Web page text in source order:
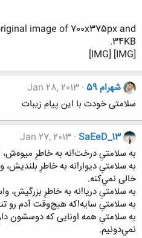
image of 700x375px and
34KB.
[IMG] [IMG]
شهرام 59
Jan 28, 2013
سلامتی خودت با این پیام زیبات
SaEeD_13
Jan 27, 2013
به سلامتیِ درخت!نه به خاطرِ
به سلامتیِ ديوار!نه به خاطرِ
خالی نمي‌کنه.
به سلامتیِ دريا!نه به خاطرِ
به سلامتیِ سايه!که هيچ‌وقت آدم رو
به سلامتیِ همه اونايی که دوسشون
نمي‌دونيم.